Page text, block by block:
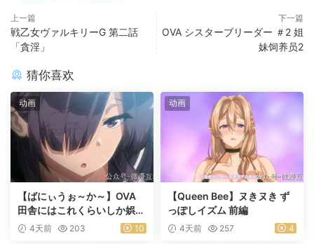
上一篇
戦乙女ヴァルキリーG 第二話
「貪淫」
下一篇
OVA シスターブリーダー ＃2 姐
妹饲养员2
猜你喜欢
动画
【ばにぃうぉ～か～】OVA
田舎にはこれくらいしか娯楽
がない ＃1乡下几乎没有娱乐
4天前 203 10
动画
【Queen Bee】ヌきヌき ず
っぽしイズム 前編
4天前 257 4